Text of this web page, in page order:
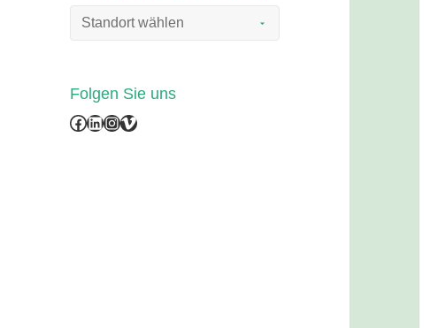
Folgen Sie uns
Facebook
LinkedIn
Instagram
Vimeo